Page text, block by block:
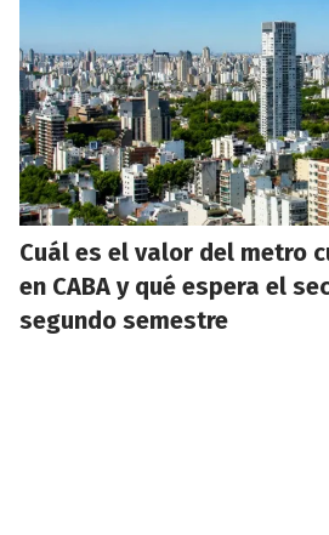
Cuál es el valor del metro
en CABA y qué espera el
segundo semestre